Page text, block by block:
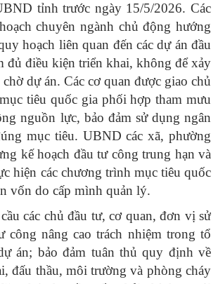
tỉnh trước ngày 15/5/2026. Các
chuyên ngành chủ động hướng
hoạch liên quan đến các dự án đầu
đủ điều kiện triển khai, không để xảy
dự án. Các cơ quan được giao chủ
tiêu quốc gia phối hợp tham mưu
nguồn lực, bảo đảm sử dụng ngân
mục tiêu. UBND các xã, phường
kế hoạch đầu tư công trung hạn và
hiện các chương trình mục tiêu quốc
vốn do cấp mình quản lý.
các chủ đầu tư, cơ quan, đơn vị sử
công nâng cao trách nhiệm trong tổ
án; bảo đảm tuân thủ quy định về
đấu thầu, môi trường và phòng cháy